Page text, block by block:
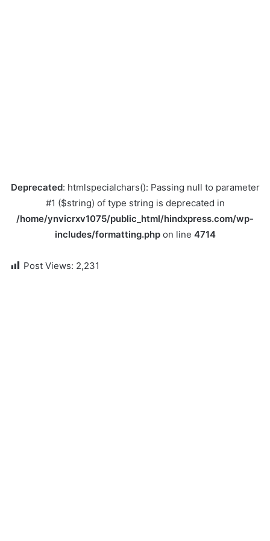
Deprecated: htmlspecialchars(): Passing null to parameter
#1 ($string) of type string is deprecated in
/home/ynvicrxv1075/public_html/hindxpress.com/wp-
includes/formatting.phpon line 4714
Post Views: 2,231